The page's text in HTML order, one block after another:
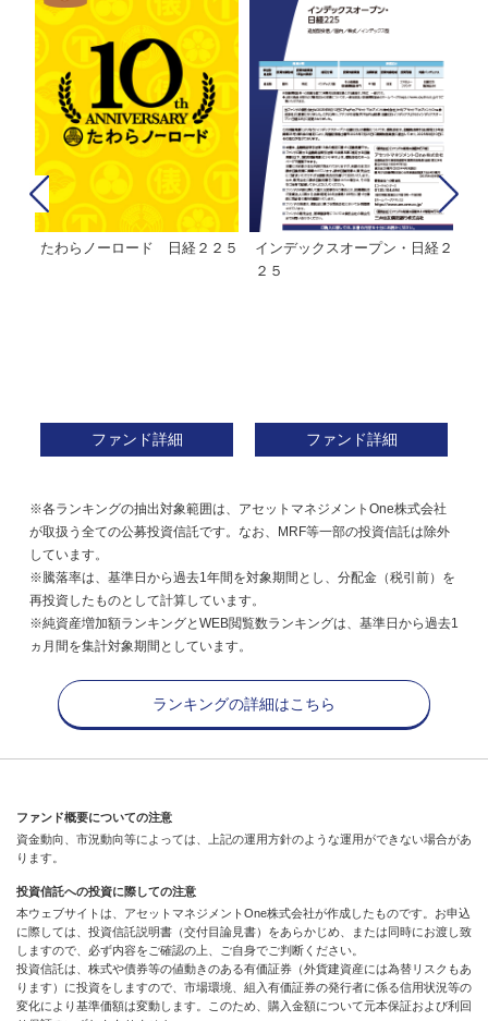
たわらノーロード 日経２２５
ファンド詳細
インデックスオープン・日経２
２５
ファンド詳細
※各ランキングの抽出対象範囲は、アセットマネジメントOne株式会社
が取扱う全ての公募投資信託です。なお、MRF等一部の投資信託は除外
しています。
※騰落率は、基準日から過去1年間を対象期間とし、分配金（税引前）を
再投資したものとして計算しています。
※純資産増加額ランキングとWEB閲覧数ランキングは、基準日から過去1
ヵ月間を集計対象期間としています。
ランキングの詳細はこちら
ファンド概要についての注意
資金動向、市況動向等によっては、上記の運用方針のような運用ができない場合があ
ります。
投資信託への投資に際しての注意
本ウェブサイトは、アセットマネジメントOne株式会社が作成したものです。お申込
に際しては、投資信託説明書（交付目論見書）をあらかじめ、または同時にお渡し致
しますので、必ず内容をご確認の上、ご自身でご判断ください。
投資信託は、株式や債券等の値動きのある有価証券（外貨建資産には為替リスクもあ
ります）に投資をしますので、市場環境、組入有価証券の発行者に係る信用状況等の
変化により基準価額は変動します。このため、購入金額について元本保証および利回